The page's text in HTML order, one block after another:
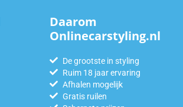
Daarom
Onlinecarstyling.nl
De grootste in styling
Ruim 18 jaar ervaring
Afhalen mogelijk
Gratis ruilen